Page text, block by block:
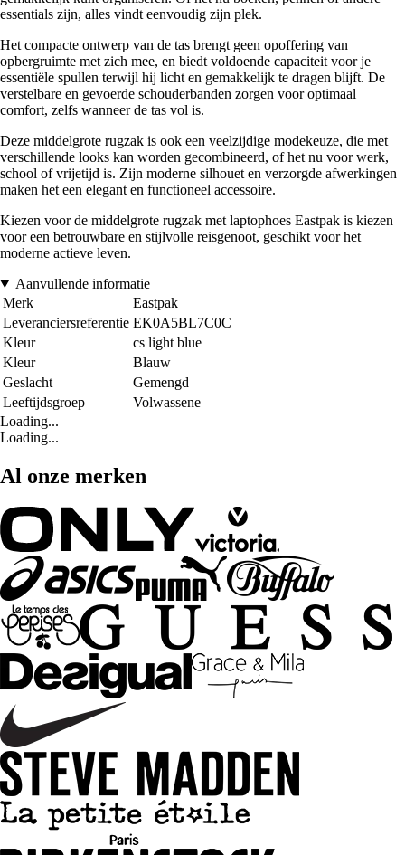
essentials zijn, alles vindt eenvoudig zijn plek.
Het compacte ontwerp van de tas brengt geen opoffering van
opbergruimte met zich mee, en biedt voldoende capaciteit voor je
essentiële spullen terwijl hij licht en gemakkelijk te dragen blijft. De
verstelbare en gevoerde schouderbanden zorgen voor optimaal
comfort, zelfs wanneer de tas vol is.
Deze middelgrote rugzak is ook een veelzijdige modekeuze, die met
verschillende looks kan worden gecombineerd, of het nu voor werk,
school of vrijetijd is. Zijn moderne silhouet en verzorgde afwerkingen
maken het een elegant en functioneel accessoire.
Kiezen voor de middelgrote rugzak met laptophoes Eastpak is kiezen
voor een betrouwbare en stijlvolle reisgenoot, geschikt voor het
moderne actieve leven.
Aanvullende informatie
Merk
Eastpak
Leveranciersreferentie EK0A5BL7C0C
Kleur
cs light blue
Kleur
Blauw
Geslacht
Gemengd
Leeftijdsgroep
Volwassene
Loading...
Loading...
Al onze merken